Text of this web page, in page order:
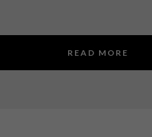
READ MORE